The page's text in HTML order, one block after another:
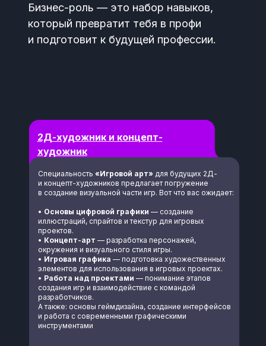
Бизнес-роль — это набор навыков,
который превратит тебя в профи
и подготовит к будущей профессии.
2Д-художник и концепт-
художник
Специальность «Игровой арт» для будущих 2Д-
и концепт-художников предлагает погружение
в создание визуальной части игр. Вот что вас ожидает:
• Основы цифровой графики — создание
иллюстраций, спрайтов и текстур для игровых
проектов.
• Концепт-арт — разработка персонажей,
окружения и визуального стиля игры.
• Игровая графика — подготовка художественных
элементов для использования в игровых проектах.
• Работа над проектами — понимание этапов
создания игр и взаимодействие с командой
разработчиков.
А также: основы геймдизайна, создание интерфейсов
и работа с современными графическими
инструментами